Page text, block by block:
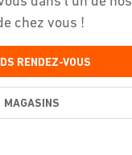
chez vous !
RENDEZ-VOUS
MAGASINS